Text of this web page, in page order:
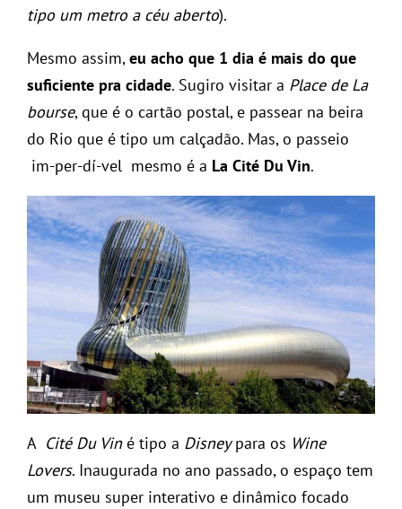
tipo um metro a céu aberto).
Mesmo assim,eu acho que 1 dia é mais do que
suficiente pra cidade. Sugiro visitar a Place de La
bourse, que é o cartão postal, e passear na beira
do Rio que é tipo um calçadão. Mas, o passeio
im-per-dí-vel mesmo é a La Cité Du Vin.
A Cité Du Viné tipo a Disneypara os Wine
Lovers. Inaugurada no ano passado, o espaço tem
um museu super interativo e dinâmico focado